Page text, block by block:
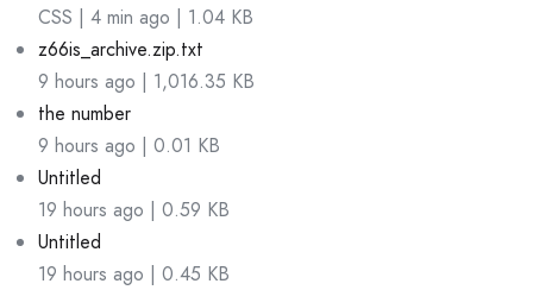
CSS | 4 min ago | 1.04 KB
z66is_archive.zip.txt
9 hours ago | 1,016.35 KB
the number
9 hours ago | 0.01 KB
Untitled
19 hours ago | 0.59 KB
Untitled
19 hours ago | 0.45 KB